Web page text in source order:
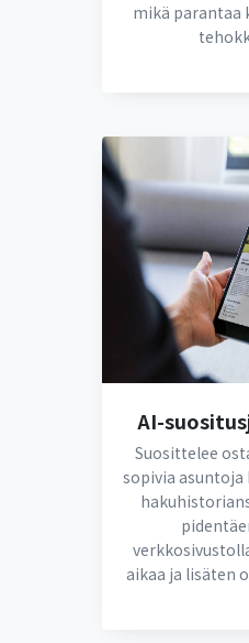
mikä parantaa
AI-
Suosittelee
sopivia asuntoja
aikaa ja lisäten